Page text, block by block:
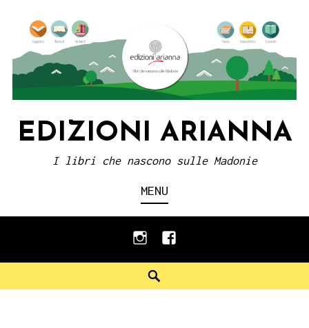
content
EDIZIONI ARIANNA
I libri che nascono sulle Madonie
MENU
instagramfacebook